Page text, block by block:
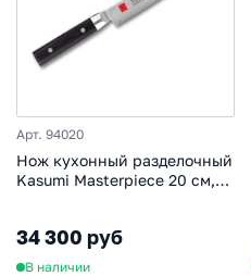
Арт. 94020
Нож кухонный разделочный
Kasumi Masterpiece 20 см,
34 300 руб
В наличии